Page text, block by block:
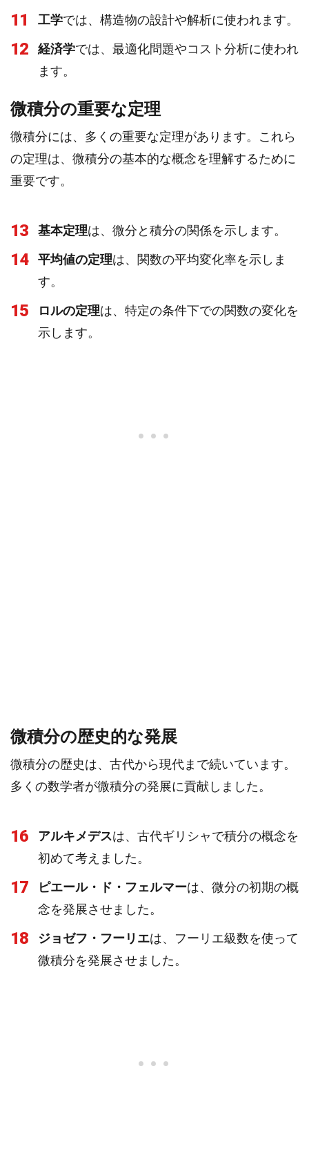
11 工学では、構造物の設計や解析に使われます。
12 経済学では、最適化問題やコスト分析に使われ
ます。
微積分の重要な定理
微積分には、多くの重要な定理があります。これら
の定理は、微積分の基本的な概念を理解するために
重要です。
13 基本定理は、微分と積分の関係を示します。
14 平均値の定理は、関数の平均変化率を示しま
す。
15 ロルの定理は、特定の条件下での関数の変化を
示します。
微積分の歴史的な発展
微積分の歴史は、古代から現代まで続いています。
多くの数学者が微積分の発展に貢献しました。
16 アルキメデスは、古代ギリシャで積分の概念を
初めて考えました。
17 ピエール・ド・フェルマーは、微分の初期の概
念を発展させました。
18 ジョゼフ・フーリエは、フーリエ級数を使って
微積分を発展させました。